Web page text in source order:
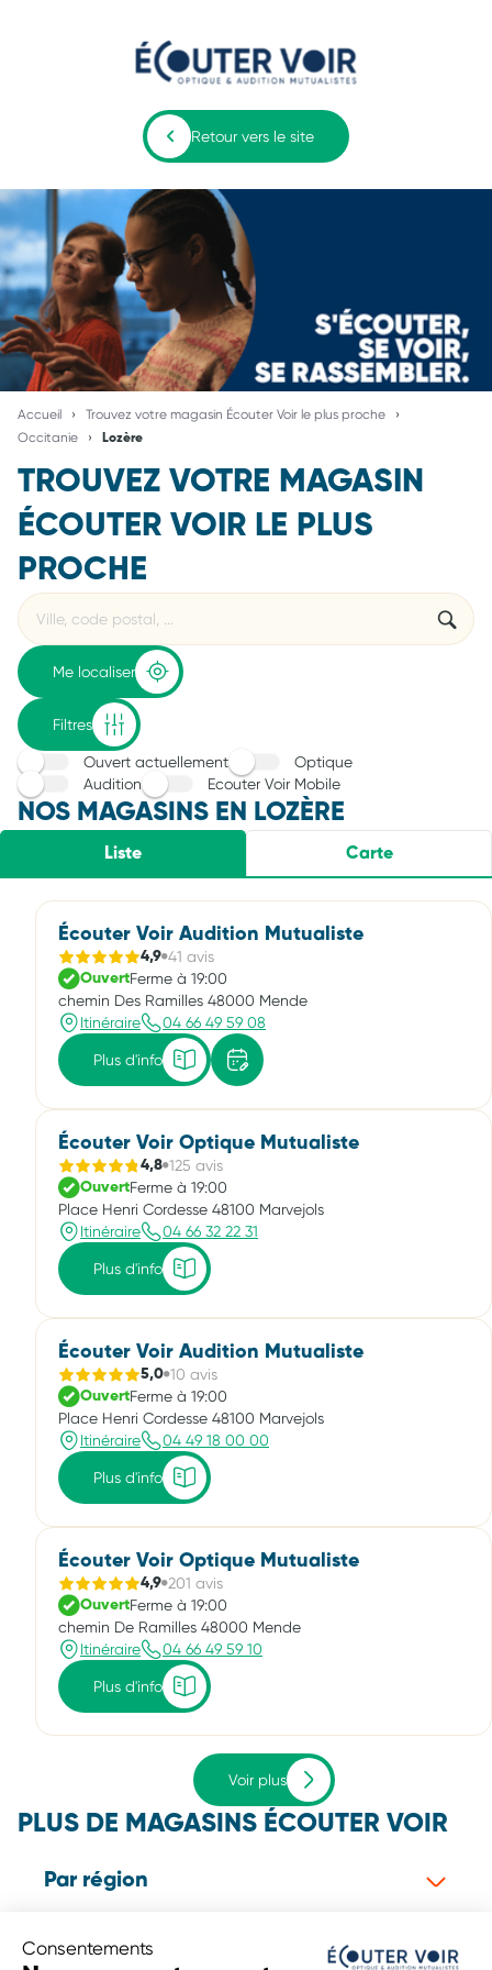
Consentements
Retour vers le site
Accueil
Trouvez votre magasin Écouter Voir le plus proche
Occitanie
Lozère
TROUVEZ VOTRE MAGASIN
ÉCOUTER VOIR LE PLUS
PROCHE
Rechercher
établissement
Veuillez
renseigner
une
adresse
{{count}}
résultat(s)
trouvé(s)
Me localiser
Filtres
Ouvert actuellement
Optique
Audition
Ecouter Voir Mobile
NOS MAGASINS EN LOZÈRE
Liste Carte
Écouter Voir Audition Mutualiste
4,9 41 avis
OuvertFerme à 19:00
chemin Des Ramilles 48000 Mende
Itinéraire
04 66 49 59 08
Plus d'info
Écouter Voir Optique Mutualiste
4,8 125 avis
OuvertFerme à 19:00
Place Henri Cordesse 48100 Marvejols
Itinéraire
04 66 32 22 31
Plus d'info
Écouter Voir Audition Mutualiste
5,0 10 avis
OuvertFerme à 19:00
Place Henri Cordesse 48100 Marvejols
Itinéraire
04 49 18 00 00
Plus d'info
Écouter Voir Optique Mutualiste
4,9 201 avis
OuvertFerme à 19:00
chemin De Ramilles 48000 Mende
Itinéraire
04 66 49 59 10
Plus d'info
Voir plus
PLUS DE MAGASINS ÉCOUTER VOIR
Par région
Par département